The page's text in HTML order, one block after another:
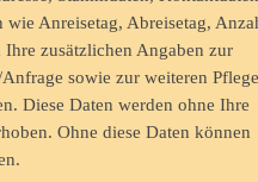
Anreisetag, Abreisetag,
zusätzlichen Angaben zur
sowie zur weiteren Pflege
Diese Daten werden ohne Ihre
Ohne diese Daten können